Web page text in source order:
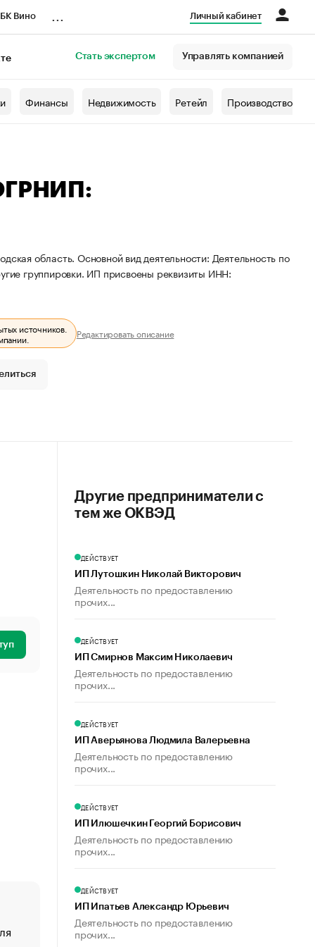
Вино Личный кабинет
Стать экспертом Управлять компанией
Финансы Недвижимость Ретейл Производство
область. Основной вид деятельности: Деятельность по
группировки. ИП присвоены реквизиты ИНН:
источников.
Редактировать описание
«От спорта тело стареет иначе». Как живет глава
Другие предприниматели с
тем же ОКВЭД
ДЕЙСТВУЕТ
ИП Лутошкин Николай Викторович
Деятельность по предоставлению
прочих...
ДЕЙСТВУЕТ
ИП Смирнов Максим Николаевич
Деятельность по предоставлению
прочих...
ДЕЙСТВУЕТ
ИП Аверьянова Людмила Валерьевна
Деятельность по предоставлению
прочих...
ДЕЙСТВУЕТ
ИП Илюшечкин Георгий Борисович
Деятельность по предоставлению
прочих...
ДЕЙСТВУЕТ
ИП Ипатьев Александр Юрьевич
Деятельность по предоставлению
прочих...